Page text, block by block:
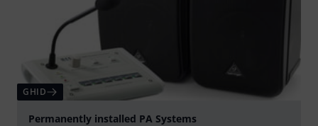
GHID
Permanently installed PA Systems